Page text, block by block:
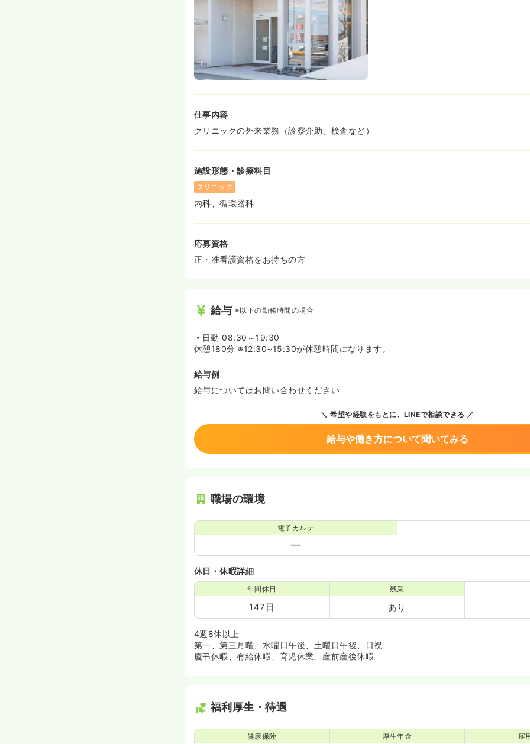
仕事内容
クリニックの外来業務（診察介助、検査など）
施設形態・診療科目
クリニック
内科、循環器科
応募資格
正・准看護資格をお持ちの方
給与 ※以下の勤務時間の場合
日勤 08:30～19:30
休憩180分 ※12:30~15:30が休憩時間になります。
給与例
給与についてはお問い合わせください
希望や経験をもとに、LINEで相談できる
給与や働き方について聞いてみる
職場の環境
電子カルテ
休日・休暇詳細
年間休日
147日
残業
あり
4週8休以上
第一、第三月曜、水曜日午後、土曜日午後、日祝
慶弔休暇、有給休暇、育児休業、産前産後休暇
福利厚生・待遇
健康保険 厚生年金 雇